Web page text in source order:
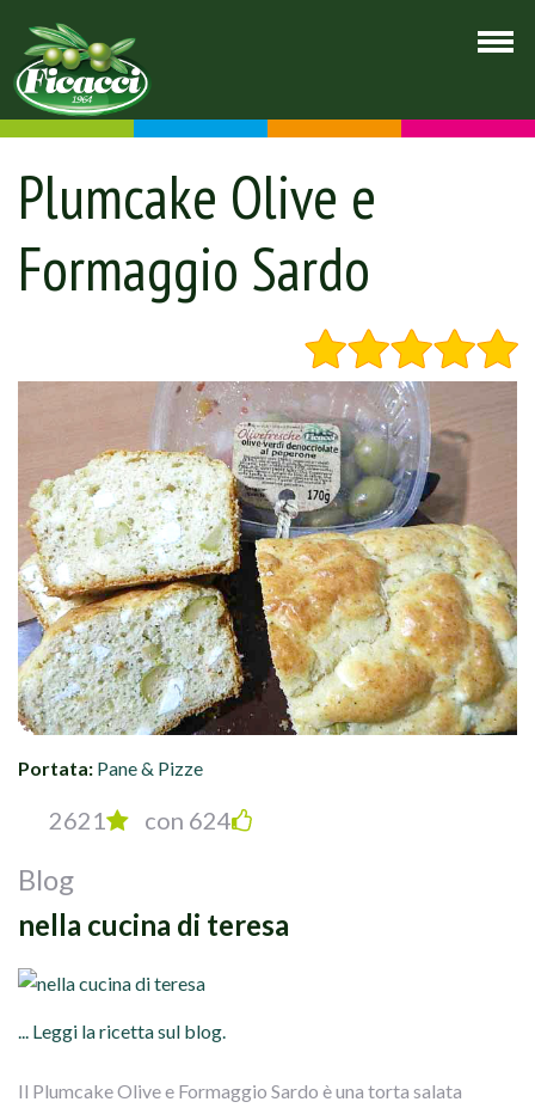
Plumcake Olive e
Formaggio Sardo
Portata: Pane & Pizze
2621 con 624
Blog
nella cucina di teresa
... Leggi la ricetta sul blog.
Il Plumcake Olive e Formaggio Sardo è una torta salata